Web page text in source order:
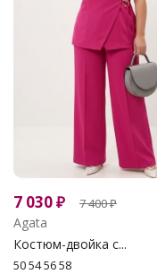
7 030₽ 7 400₽
Agata
Костюм-двойка с...
50 54 56 58